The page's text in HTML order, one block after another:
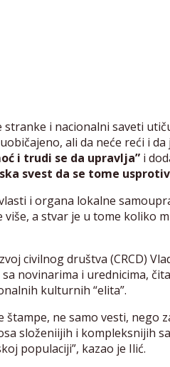
i nacionalni saveti
ali da neće reći i
i trudi se da upravlja” i
svest da se tome
i organa lokalne
a stvar je u tome koliko
civilnog društva (CRCD)
novinarima i urednicima,
kulturnih “elita”.
ne samo vesti, nego
složeniijih i kompleksnijih
populaciji”, kazao je Ilić.